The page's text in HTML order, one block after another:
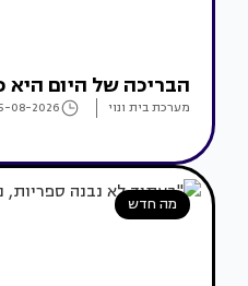
הבריכה של היום היא
מערכת בית ונוי 08-2026
מה חדש